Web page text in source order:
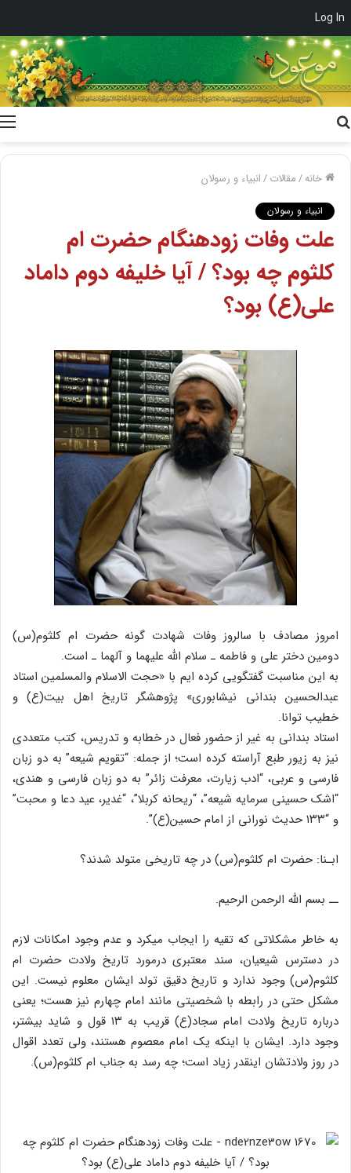
Log In
خانه/مقالات/انبیاء و رسولان
انبیاء و رسولان
علت وفات زودهنگام حضرت ام
کلثوم چه بود؟ / آیا خلیفه دوم داماد
علی(ع) بود؟
امروز مصادف با سالروز وفات شهادت گونه حضرت ام کلثوم(س)
دومین دختر علی و فاطمه ـ سلام الله علیهما و آلهما ـ است.
به این مناسبت گفتگویی کرده ایم با «حجت الاسلام والمسلمین استاد
عبدالحسین بندانی نیشابوری» پژوهشگر تاریخ اهل بیت(ع) و
خطیب توانا.
استاد بندانی به غیر از حضور فعال در خطابه و تدریس، کتب متعددی
نیز به زیور طبع آراسته کرده است؛ از جمله: “تقویم شیعه” به دو زبان
فارسی و عربی، “ادب زیارت، معرفت زائر” به دو زبان فارسی و هندی،
“اشک حسینی سرمایه شیعه”، “ریحانه کربلا”، “غدیر، عید دعا و محبت”
و “۱۳۳ حدیث نورانی از امام حسین(ع)”.
ابـنا: حضرت ام کلثوم(س) در چه تاریخی متولد شدند؟
ــ بسم الله الرحمن الرحیم.
به خاطر مشکلاتی که تقیه را ایجاب می‏کرد و عدم وجود امکانات لازم
در دسترس شیعیان، سند معتبری درمورد تاریخ ولادت حضرت ام
کلثوم(س) وجود ندارد و تاریخ دقیق تولد ایشان معلوم نیست. این
مشکل حتی در رابطه با شخصیتی مانند امام چهارم نیز هست؛ یعنی
درباره تاریخ ولادت امام سجاد(ع) قریب به ۱۳ قول و شاید بیشتر،
وجود دارد. ایشان با اینکه یک امام معصوم هستند، ولی تعدد اقوال
در روز ولادتشان اینقدر زیاد است؛ چه رسد به جناب ام کلثوم(س).